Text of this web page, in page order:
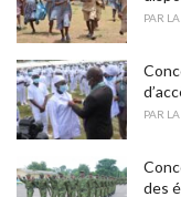
s
:
PAR
PAR
des